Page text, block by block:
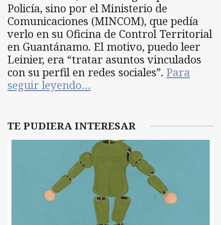
Policía, sino por el Ministerio de
Comunicaciones (MINCOM), que pedía
verlo en su Oficina de Control Territorial
en Guantánamo. El motivo, puedo leer
Leinier, era “tratar asuntos vinculados
con su perfil en redes sociales”. Para
seguir leyendo…
TE PUDIERA INTERESAR